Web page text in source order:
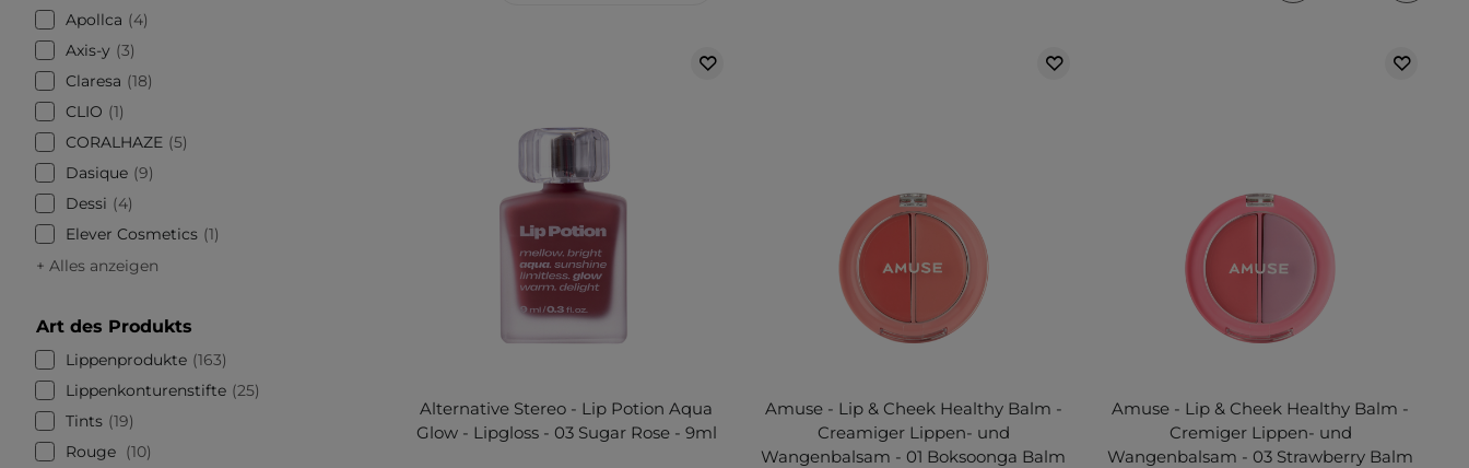
Apollca
4
Axis-y
3
Claresa
18
CLIO
1
CORALHAZE 5
Dasique 9
Dessi
4
Elever Cosmetics 1
+ Alles anzeigen
Art des Produkts
Lippenprodukte 163
Lippenkonturenstifte 25
Tints 19
Rouge
10
Alternative Stereo - Lip Potion Aqua
Glow - Lipgloss - 03 Sugar Rose - 9ml
Amuse - Lip & Cheek Healthy Balm -
Creamiger Lippen- und
Wangenbalsam - 01 Boksoonga Balm
Amuse - Lip & Cheek Healthy Balm -
Cremiger Lippen- und
Wangenbalsam - 03 Strawberry Balm